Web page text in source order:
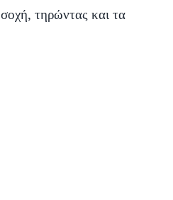
τηρώντας και τα